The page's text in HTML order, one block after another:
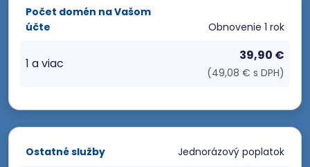
Počet domén na Vašom
účte
Obnovenie 1 rok
1 a viac
39,90 €
(49,08 € s DPH)
Ostatné služby Jednorázový poplatok